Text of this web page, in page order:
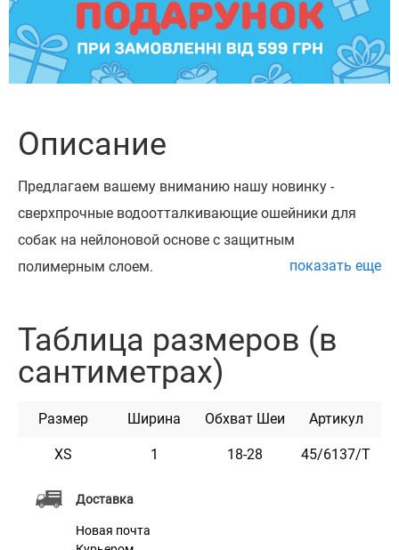
Доставка
Новая почта
Описание
Предлагаем вашему вниманию нашу новинку -
сверхпрочные водоотталкивающие ошейники для
собак на нейлоновой основе с защитным
полимерным слоем.
любых условиях - он не впитывает влагу, грязь,
запахи, не тяжелеет в воде, остается гибким даже при
растягивается, выдерживает очень большие
нагрузки.
подойдет для собак крупных пород. Он легко моется
под проточной водой, не требует просушки и особого
показать еще
Таблица размеров (в
сантиметрах)
Размер Ширина Обхват Шеи Артикул
XS 1 18-28 45/6137/Т